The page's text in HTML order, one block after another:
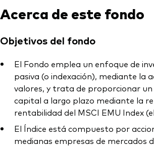
Invierte con nosotros
Documentación legal
Prevención de fraude
Acerca de este fondo
Objetivos del fondo
El Fondo emplea un enfoque de
pasiva (o indexación), mediante la
valores, y trata de proporcionar
capital a largo plazo mediante la
rentabilidad del MSCI EMU Index
El Índice está compuesto por
medianas empresas de mercados